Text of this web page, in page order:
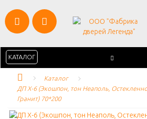
КАТАЛОГ
Каталог
ДП Х-6 (Экошпон, тон Неаполь,
Гранит) 70*200